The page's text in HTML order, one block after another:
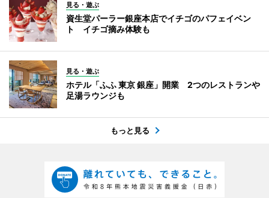
見る・遊ぶ
資生堂パーラー銀座本店でイチゴのパフェイベン
ト イチゴ摘み体験も
見る・遊ぶ
ホテル「ふふ 東京 銀座」開業 2つのレストランや
足湯ラウンジも
もっと見る